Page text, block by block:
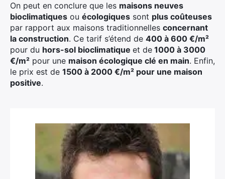
On peut en conclure que les maisons neuves
bioclimatiques ou écologiques sont plus coûteuses
par rapport aux maisons traditionnelles concernant
la construction. Ce tarif s’étend de 400 à 600 €/m²
pour du hors-sol bioclimatique et de 1000 à 3000
€/m² pour une maison écologique clé en main. Enfin,
le prix est de 1500 à 2000 €/m² pour une maison
positive.